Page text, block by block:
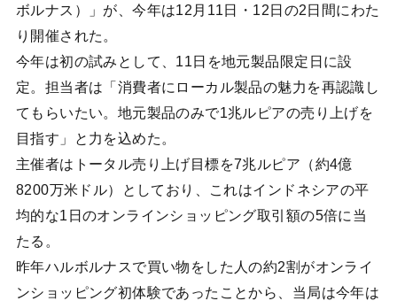
ボルナス）」が、今年は12月11日・12日の2日間にわた
り開催された。
今年は初の試みとして、11日を地元製品限定日に設
定。担当者は「消費者にローカル製品の魅力を再認識し
てもらいたい。地元製品のみで1兆ルピアの売り上げを
目指す」と力を込めた。
主催者はトータル売り上げ目標を7兆ルピア（約4億
8200万米ドル）としており、これはインドネシアの平
均的な1日のオンラインショッピング取引額の5倍に当
たる。
昨年ハルボルナスで買い物をした人の約2割がオンライ
ンショッピング初体験であったことから、当局は今年は